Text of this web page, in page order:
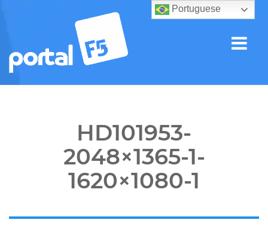
HD101953-
2048×1365-1-
1620×1080-1
Portuguese